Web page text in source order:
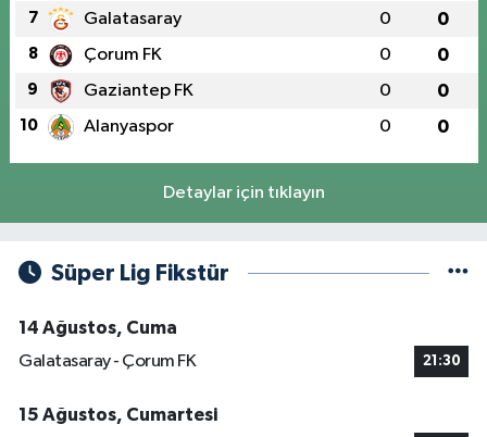
7 Galatasaray 0 0
8 Çorum FK 0 0
9 Gaziantep FK 0 0
10 Alanyaspor 0 0
Detaylar için tıklayın
Süper Lig Fikstür
14 Ağustos, Cuma
Galatasaray - Çorum FK
21:30
15 Ağustos, Cumartesi